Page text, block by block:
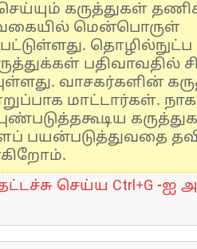
கருத்துகள்
வகையில் மென்பொருள்
பதிவாவதில்
வாசகர்களின்
மாட்டார்கள்.
பயன்படுத்துவதை
செய்ய Ctrl+G -ஐ